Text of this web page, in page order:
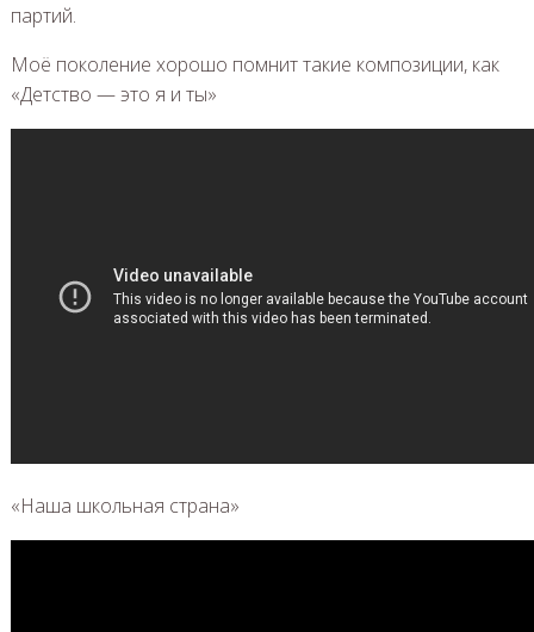
партий.
Моё поколение хорошо помнит такие композиции, как
«Детство — это я и ты»
«Наша школьная страна»